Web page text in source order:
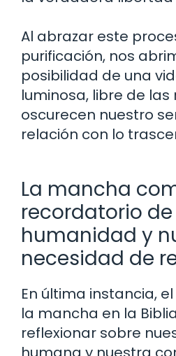
Al abrazar este
purificación, nos
posibilidad de una
luminosa, libre de
oscurecen nuestro
relación con lo
La mancha
recordatorio
humanidad y
necesidad de
En última instancia,
la mancha en la
reflexionar sobre